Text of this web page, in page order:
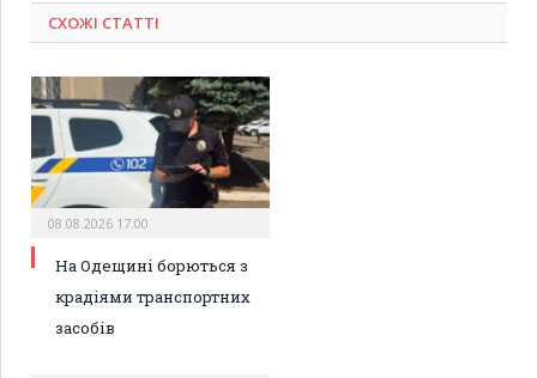
СХОЖІ СТАТТІ
08.08.2026 17:00
На Одещині борються з
крадіями транспортних
засобів